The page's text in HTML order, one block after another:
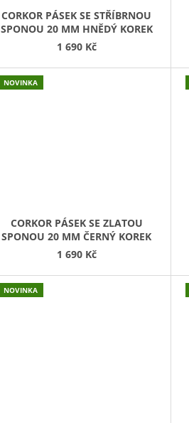
CORKOR PÁSEK SE STŘÍBRNOU
SPONOU 20 MM HNĚDÝ KOREK
1 690 Kč
NOVINKA
CORKOR PÁSEK SE ZLATOU
SPONOU 20 MM ČERNÝ KOREK
1 690 Kč
NOVINKA